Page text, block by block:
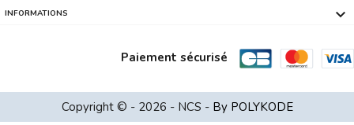
Hub USB 3.0 4 Ports CONNECTLAND Coule...
INFORMATIONS 
Paiement sécurisé
Copyright © - 2026 - NCS - By POLYKODE